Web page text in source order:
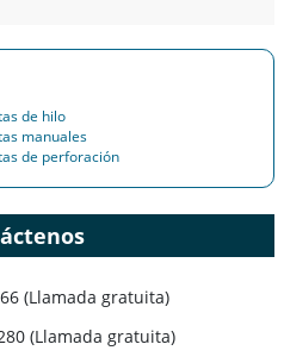
de hilo
manuales
de perforación
(Llamada gratuita)
(Llamada gratuita)